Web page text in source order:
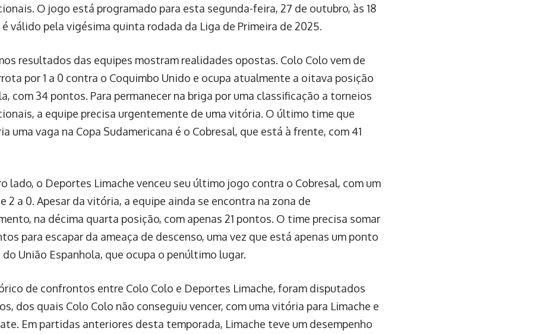
O jogo está programado para esta segunda-feira, 27 de outubro, às 18
é válido pela vigésima quinta rodada da Liga de Primeira de 2025.
resultados das equipes mostram realidades opostas. Colo Colo vem de
por 1 a 0 contra o Coquimbo Unido e ocupa atualmente a oitava posição
com 34 pontos. Para permanecer na briga por uma classificação a torneios
a equipe precisa urgentemente de uma vitória. O último time que
uma vaga na Copa Sudamericana é o Cobresal, que está à frente, com 41
lado, o Deportes Limache venceu seu último jogo contra o Cobresal, com um
2 a 0. Apesar da vitória, a equipe ainda se encontra na zona de
na décima quarta posição, com apenas 21 pontos. O time precisa somar
para escapar da ameaça de descenso, uma vez que está apenas um ponto
União Espanhola, que ocupa o penúltimo lugar.
de confrontos entre Colo Colo e Deportes Limache, foram disputados
dos quais Colo Colo não conseguiu vencer, com uma vitória para Limache e
Em partidas anteriores desta temporada, Limache teve um desempenho